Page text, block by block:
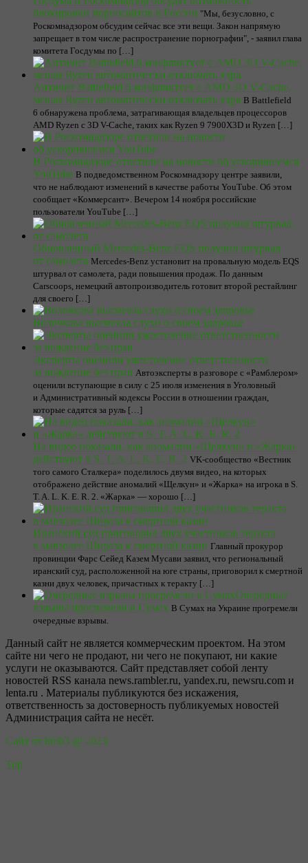
блокировки порносайтов в России "Мы, безусловно, с
Роскомнадзором обсудим сейчас все эти вещи. Закон напрямую
запрещает в том числе распространение порнографии", - заявил глава
комитета Госдумы по […]
Античит Battlefield 6 конфликтует с AMD 3D V-Cache,
мешая Ryzen автоматически отключать ядра В Battlefield
6 обнаружена проблема, затрагивающая владельцев процессоров
AMD Ryzen с 3D V-Cache, таких как Ryzen 9 7900X3D и Ryzen […]
В Роскомнадзоре ответили на новости об ускорившемся
YouTube В подведомственном Роскомнадзору центре заявили,
что не наблюдают изменений в качестве работы YouTube. Об этом
сообщает «Коммерсант». Вечером 14 ноября российские
пользователи YouTube […]
Обновленный Mercedes-Benz EQS получил штурвал
от самолета Mercedes-Benz установит на провальную модель EQS
штурвал от самолета, ради повышения продаж. По данным
Carscoops, немецкий автопроизводитель готовит второй рестайлинг
для своего […]
Волочкова высмеяла слухи о своем здоровье
Эксперты оценили ужесточение ответственности
за вождение без прав Автоэксперты в разговоре с «Рамблером»
оценили вступающие в силу с 25 июля изменения в Уголовный
и Административный кодексы России в отношении граждан,
которые садятся за руль […]
На видео показали, как аномалии «Щелкун» и «Жарка»
действуют в S. T. A. L. K. E. R. 2 VK-сообщество «Вестник
того самого Сталкера» поделилось двумя видео, на которых
отображено действие аномалий «Щелкун» и «Жарка» на игрока в S.
T. A. L. K. E. R. 2. «Жарка» — хорошо […]
Иранский суд приговорил двух участников теракта
в мавзолее Шираза к смертной казни Главный прокурор
провинции Фарс Сейед Казем Мусави заявил, что региональный
иранский суд, расположенной на юге страны, приговорил к смертной
казни двух человек, причастных к теракту […]
Очередные
взрывы прогремели в Сумах В Сумах на Украине прогремели
очередные взрывы.
Данный сайт не является коммерческим проектом. На этом
сайте ни чего не продают, ни чего не покупают, ни какие
услуги не оказываются. Сайт представляет собой ленту
новостей RSS канала news.rambler.ru, yandex.ru, newsru.com и
lenta.ru . Материалы публикуются без искажения,
ответственность за достоверность публикуемых новостей
Администрация сайта не несёт.
Сайт от bmb3 @ 2023
Top